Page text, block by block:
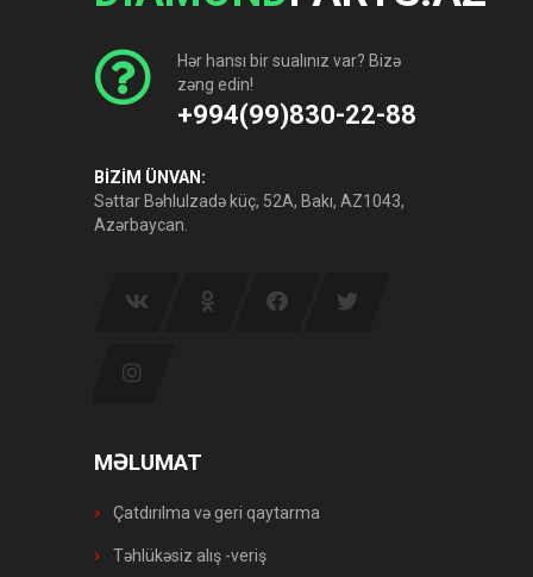
Hər hansı bir sualınız var? Bizə
zəng edin!
+994(99)830-22-88
BİZİM ÜNVAN:
Səttar Bəhlulzadə küç, 52A, Bakı, AZ1043,
Azərbaycan.
MƏLUMAT
Çatdırılma və geri qaytarma
Təhlükəsiz alış -veriş